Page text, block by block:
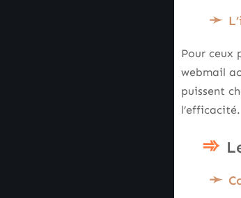
Pour ceux
webmail
puissent
l’efficacité.